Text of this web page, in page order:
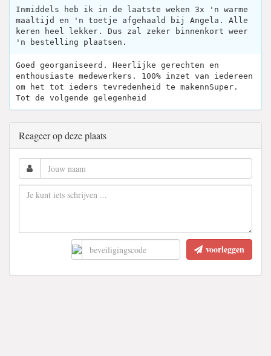
Inmiddels heb ik in de laatste weken 3x 'n warme
maaltijd en 'n toetje afgehaald bij Angela. Alle
keren heel lekker. Dus zal zeker binnenkort weer
'n bestelling plaatsen.
Goed georganiseerd. Heerlijke gerechten en
enthousiaste medewerkers. 100% inzet van iedereen
om het tot ieders tevredenheid te makennSuper.
Tot de volgende gelegenheid
Reageer op deze plaats
voorleggen